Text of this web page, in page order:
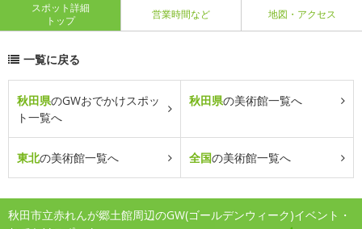
スポット詳細
トップ
営業時間など 地図・アクセス
一覧に戻る
秋田県のGWおでかけスポッ
ト一覧へ
秋田県の美術館一覧へ
東北の美術館一覧へ 全国の美術館一覧へ
秋田市立赤れんが郷土館周辺のGW(ゴールデンウィーク)イベント・